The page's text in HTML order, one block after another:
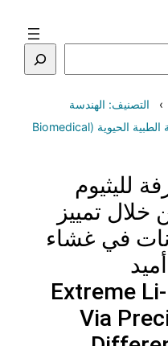
التصنيف: الهندسة
التصنيف: الهندسة الطبية الحيوية (Biomedical
لليثيوم
خلال تمييز
في غشاء
Extreme
Via